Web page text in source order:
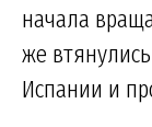
начала
же
Испании и